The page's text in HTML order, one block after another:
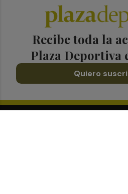
Recibe toda la
Plaza Deportiva
Quiero